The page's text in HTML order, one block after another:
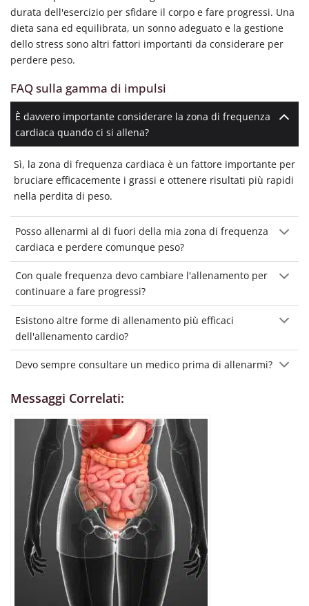
durata dell'esercizio per sfidare il corpo e fare progressi. Una
dieta sana ed equilibrata, un sonno adeguato e la gestione
dello stress sono altri fattori importanti da considerare per
perdere peso.
FAQ sulla gamma di impulsi
È davvero importante considerare la zona di frequenza
cardiaca quando ci si allena?
Sì, la zona di frequenza cardiaca è un fattore importante per
bruciare efficacemente i grassi e ottenere risultati più rapidi
nella perdita di peso.
Posso allenarmi al di fuori della mia zona di frequenza
cardiaca e perdere comunque peso?
Con quale frequenza devo cambiare l'allenamento per
continuare a fare progressi?
Esistono altre forme di allenamento più efficaci
dell'allenamento cardio?
Devo sempre consultare un medico prima di allenarmi?
Messaggi Correlati: